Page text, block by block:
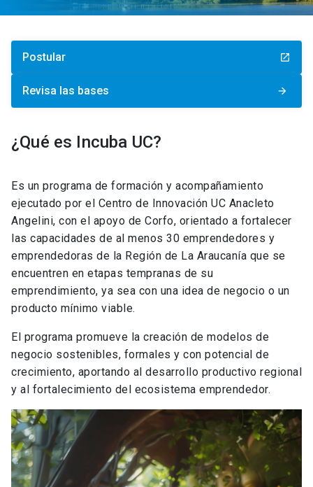
Postular launch
Revisa las bases arrow_forward
¿Qué es Incuba UC?
Es un programa de formación y acompañamiento
ejecutado por el Centro de Innovación UC Anacleto
Angelini, con el apoyo de Corfo, orientado a fortalecer
las capacidades de al menos 30 emprendedores y
emprendedoras de la Región de La Araucanía que se
encuentren en etapas tempranas de su
emprendimiento, ya sea con una idea de negocio o un
producto mínimo viable.
El programa promueve la creación de modelos de
negocio sostenibles, formales y con potencial de
crecimiento, aportando al desarrollo productivo regional
y al fortalecimiento del ecosistema emprendedor.